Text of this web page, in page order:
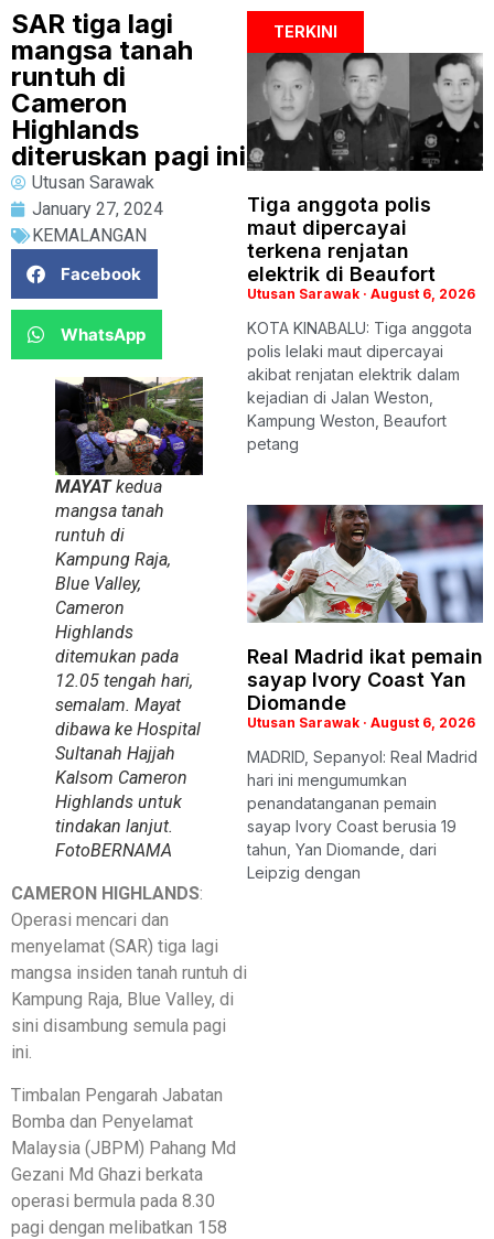
SAR tiga lagi
mangsa tanah
runtuh di
Cameron
Highlands
diteruskan pagi ini
Utusan Sarawak
January 27, 2024
KEMALANGAN
Facebook
WhatsApp
MAYATkedua
mangsa tanah
runtuh di
Kampung Raja,
Blue Valley,
Cameron
Highlands
ditemukan pada
12.05 tengah hari,
semalam. Mayat
dibawa ke Hospital
Sultanah Hajjah
Kalsom Cameron
Highlands untuk
tindakan lanjut.
FotoBERNAMA
CAMERON HIGHLANDS:
Operasi mencari dan
menyelamat (SAR) tiga lagi
mangsa insiden tanah runtuh di
Kampung Raja, Blue Valley, di
sini disambung semula pagi
ini.
Timbalan Pengarah Jabatan
Bomba dan Penyelamat
Malaysia (JBPM) Pahang Md
Gezani Md Ghazi berkata
operasi bermula pada 8.30
pagi dengan melibatkan 158
TERKINI
Tiga anggota polis
maut dipercayai
terkena renjatan
elektrik di Beaufort
Utusan Sarawak August 6, 2026
KOTA KINABALU: Tiga anggota
polis lelaki maut dipercayai
akibat renjatan elektrik dalam
kejadian di Jalan Weston,
Kampung Weston, Beaufort
petang
Real Madrid ikat pemain
sayap Ivory Coast Yan
Diomande
Utusan Sarawak August 6, 2026
MADRID, Sepanyol: Real Madrid
hari ini mengumumkan
penandatanganan pemain
sayap Ivory Coast berusia 19
tahun, Yan Diomande, dari
Leipzig dengan